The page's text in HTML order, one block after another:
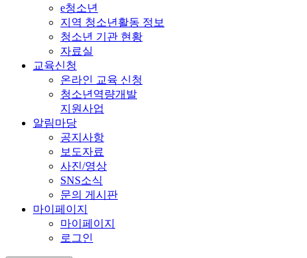
e청소년
지역 청소년활동 정보
청소년 기관 현황
자료실
교육신청
온라인 교육 신청
청소년역량개발
지원사업
알림마당
공지사항
보도자료
사진/영상
SNS소식
문의 게시판
마이페이지
마이페이지
로그인